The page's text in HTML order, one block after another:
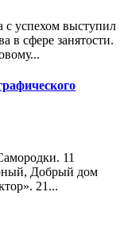
с успехом выступил
в сфере занятости.
11
Добрый дом
21...